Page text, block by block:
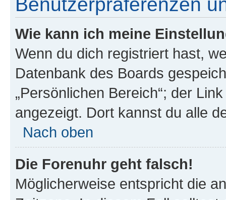
Wie kann ich meine
Wenn du dich registriert hast,
Datenbank des Boards
„Persönlichen Bereich“; der
angezeigt. Dort kannst du alle
Nach oben
Die Forenuhr geht falsch!
Möglicherweise entspricht die